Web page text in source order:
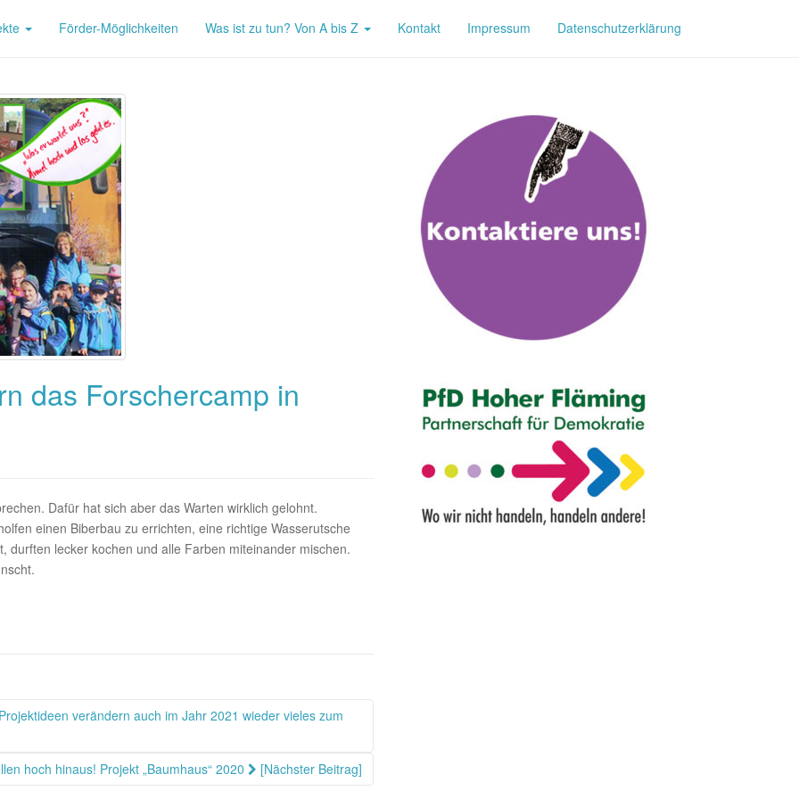
Förder-Möglichkeiten Was ist zu tun? Von A bis Z Kontakt Impressum Datenschutzerklärung
das Forschercamp in
Dafür hat sich aber das Warten wirklich gelohnt.
einen Biberbau zu errichten, eine richtige Wasserutsche
durften lecker kochen und alle Farben miteinander mischen.
verändern auch im Jahr 2021 wieder vieles zum
hoch hinaus! Projekt „Baumhaus“ 2020
[Nächster Beitrag]